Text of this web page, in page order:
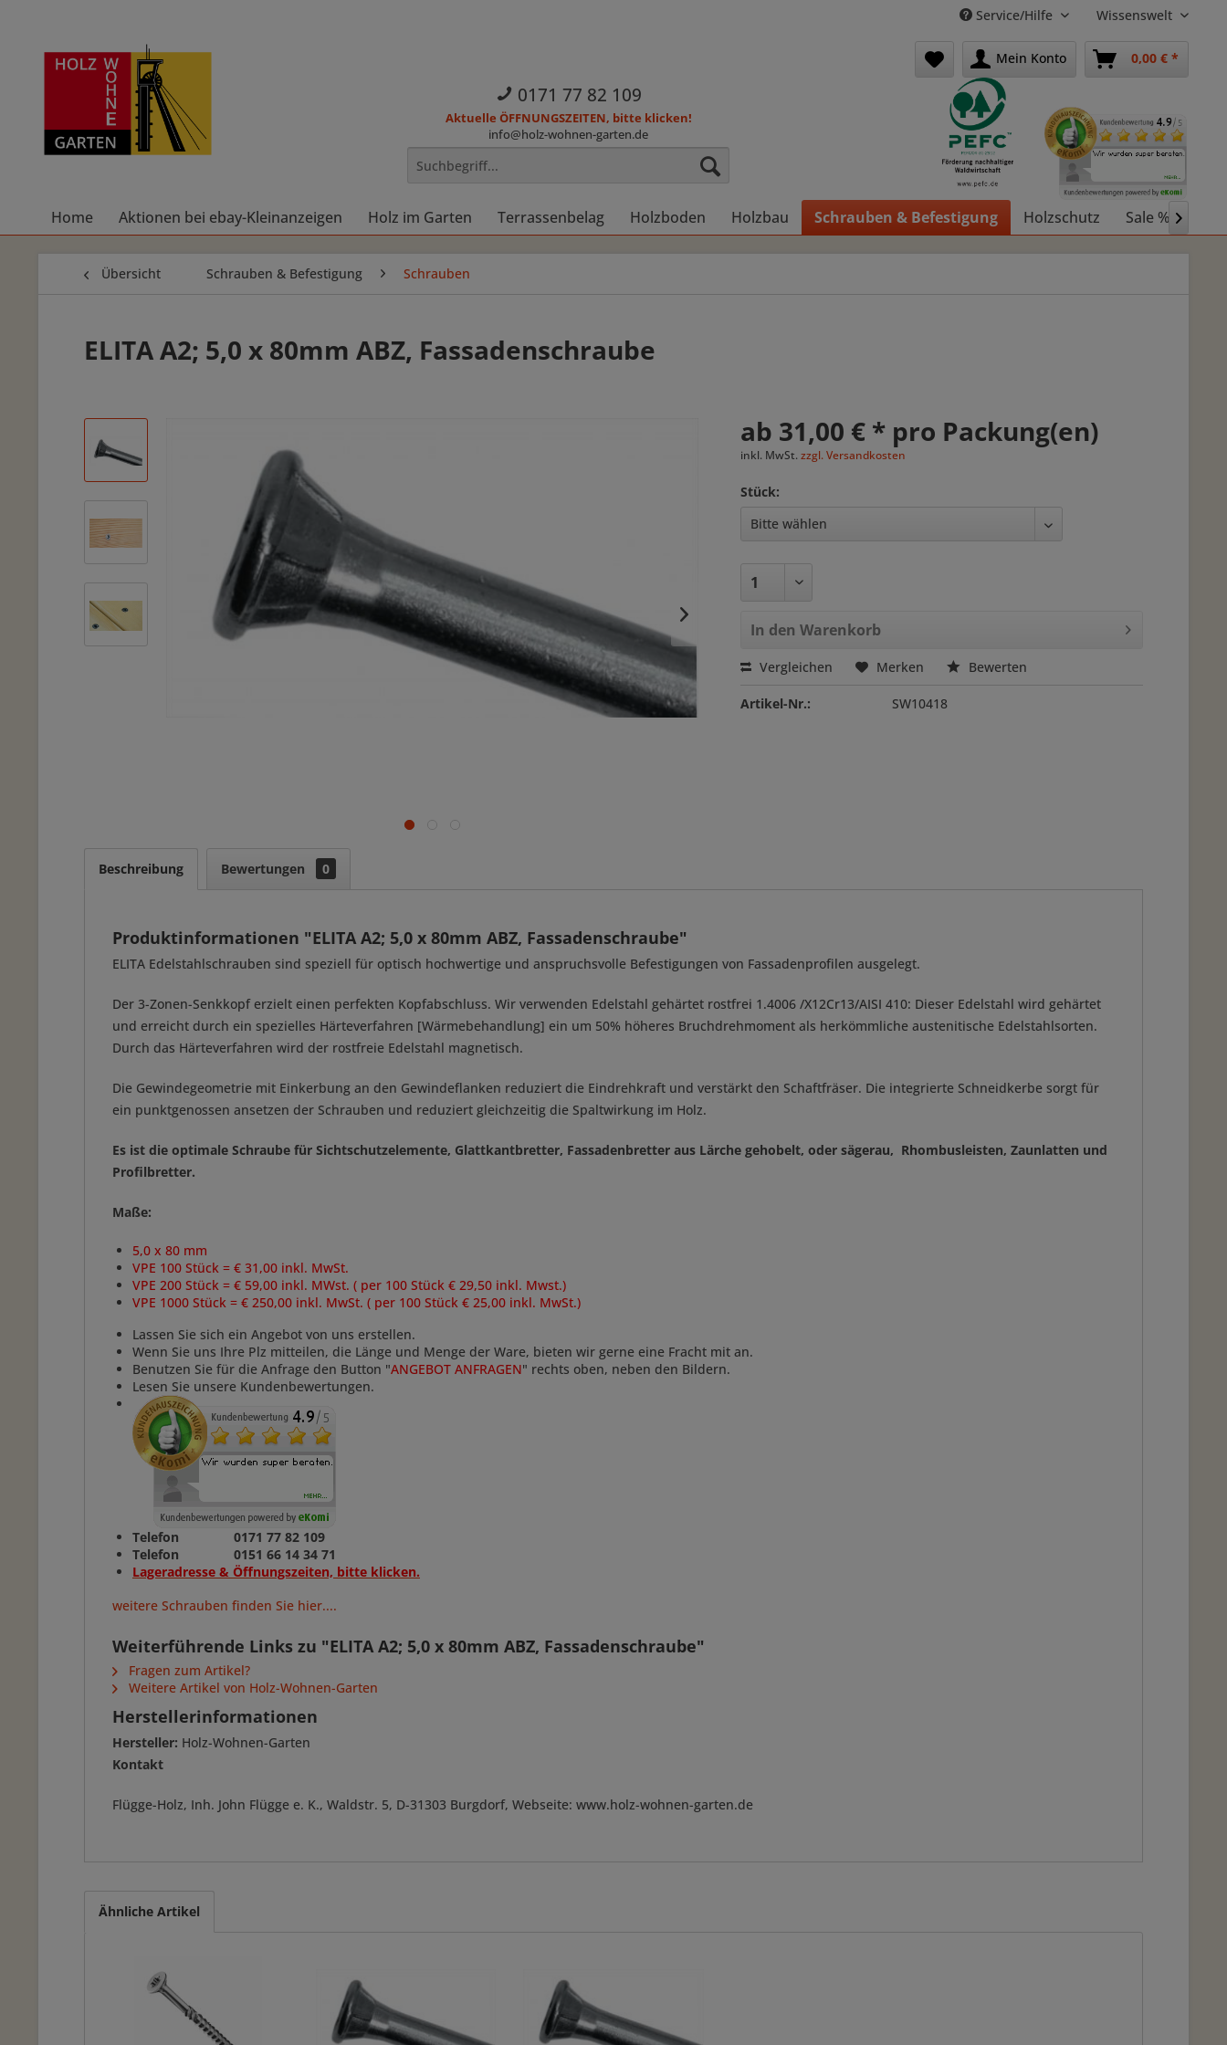
Service/Hilfe Wissenswelt
Mein Konto 0,00 € *
0171 77 82 109
Aktuelle ÖFFNUNGSZEITEN, bitte klicken!
info@holz-wohnen-garten.de
Home Aktionen bei ebay-Kleinanzeigen Holz im Garten Terrassenbelag Holzboden Holzbau Schrauben & Befestigung Holzschutz Sale % 
Übersicht Schrauben & Befestigung Schrauben
ELITA A2; 5,0 x 80mm ABZ, Fassadenschraube
ab 31,00 € * pro Packung(en)
inkl. MwSt.zzgl. Versandkosten
Stück:
In den Warenkorb
Vergleichen Merken Bewerten
Artikel-Nr.: SW10418
Beschreibung Bewertungen 0
Produktinformationen "ELITA A2; 5,0 x 80mm ABZ, Fassadenschraube"
ELITA Edelstahlschrauben sind speziell für optisch hochwertige und anspruchsvolle Befestigungen von Fassadenprofilen ausgelegt.
Der 3-Zonen-Senkkopf erzielt einen perfekten Kopfabschluss. Wir verwenden Edelstahl gehärtet rostfrei 1.4006 /X12Cr13/AISI 410: Dieser Edelstahl wird gehärtet
und erreicht durch ein spezielles Härteverfahren [Wärmebehandlung] ein um 50% höheres Bruchdrehmoment als herkömmliche austenitische Edelstahlsorten.
Durch das Härteverfahren wird der rostfreie Edelstahl magnetisch.
Die Gewindegeometrie mit Einkerbung an den Gewindeflanken reduziert die Eindrehkraft und verstärkt den Schaftfräser. Die integrierte Schneidkerbe sorgt für
ein punktgenossen ansetzen der Schrauben und reduziert gleichzeitig die Spaltwirkung im Holz.
Es ist die optimale Schraube für Sichtschutzelemente, Glattkantbretter, Fassadenbretter aus Lärche gehobelt, oder sägerau, Rhombusleisten, Zaunlatten und
Profilbretter.
Maße:
5,0 x 80 mm
VPE 100 Stück = € 31,00 inkl. MwSt.
VPE 200 Stück = € 59,00 inkl. MWst. ( per 100 Stück € 29,50 inkl. Mwst.)
VPE 1000 Stück = € 250,00 inkl. MwSt. ( per 100 Stück € 25,00 inkl. MwSt.)
Lassen Sie sich ein Angebot von uns erstellen.
Wenn Sie uns Ihre Plz mitteilen, die Länge und Menge der Ware, bieten wir gerne eine Fracht mit an.
Benutzen Sie für die Anfrage den Button "ANGEBOT ANFRAGEN" rechts oben, neben den Bildern.
Lesen Sie unsere Kundenbewertungen.
Telefon 0171 77 82 109
Telefon 0151 66 14 34 71
Lageradresse & Öffnungszeiten, bitte klicken.
weitere Schrauben finden Sie hier....
Weiterführende Links zu "ELITA A2; 5,0 x 80mm ABZ, Fassadenschraube"
Fragen zum Artikel?
Weitere Artikel von Holz-Wohnen-Garten
Herstellerinformationen
Hersteller: Holz-Wohnen-Garten
Kontakt
Flügge-Holz, Inh. John Flügge e. K., Waldstr. 5, D-31303 Burgdorf, Webseite: www.holz-wohnen-garten.de
Ähnliche Artikel